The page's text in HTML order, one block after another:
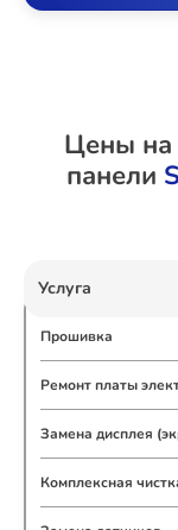
Цены на
панели
Услуга
Прошивка
Ремонт платы
Замена дисплея
Комплексная